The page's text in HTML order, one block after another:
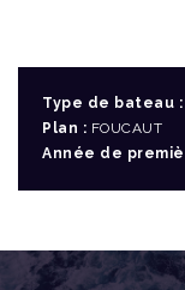
Type de bateau :
Plan : FOUCAUT
Année de